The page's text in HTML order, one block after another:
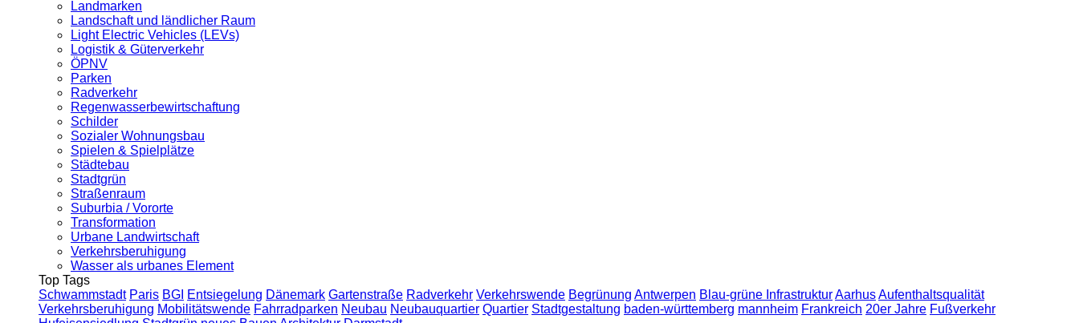
Landmarken
Landschaft und ländlicher Raum
Light Electric Vehicles (LEVs)
Logistik & Güterverkehr
ÖPNV
Parken
Radverkehr
Regenwasserbewirtschaftung
Schilder
Sozialer Wohnungsbau
Spielen & Spielplätze
Städtebau
Stadtgrün
Straßenraum
Suburbia / Vororte
Transformation
Urbane Landwirtschaft
Verkehrsberuhigung
Wasser als urbanes Element
Top Tags
Schwammstadt Paris BGI Entsiegelung Dänemark Gartenstraße Radverkehr Verkehrswende Begrünung Antwerpen Blau-grüne InfrastrukturAarhusAufenthaltsqualität
Verkehrsberuhigung Mobilitätswende Fahrradparken Neubau Neubauquartier Quartier Stadtgestaltung baden-württemberg mannheim Frankreich 20er Jahre Fußverkehr